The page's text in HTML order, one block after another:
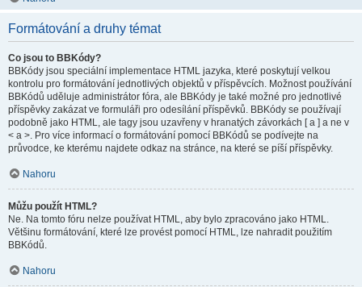
Formátování a druhy témat
Co jsou to BBKódy?
BBKódy jsou speciální implementace HTML jazyka, které poskytují velkou
kontrolu pro formátování jednotlivých objektů v příspěvcích. Možnost používání
BBKódů uděluje administrátor fóra, ale BBKódy je také možné pro jednotlivé
příspěvky zakázat ve formuláři pro odesílání příspěvků. BBKódy se používají
podobně jako HTML, ale tagy jsou uzavřeny v hranatých závorkách [ a ] a ne v
< a >. Pro více informací o formátování pomocí BBKódů se podívejte na
průvodce, ke kterému najdete odkaz na stránce, na které se píší příspěvky.
Nahoru
Můžu použít HTML?
Ne. Na tomto fóru nelze používat HTML, aby bylo zpracováno jako HTML.
Většinu formátování, které lze provést pomocí HTML, lze nahradit použitím
BBKódů.
Nahoru